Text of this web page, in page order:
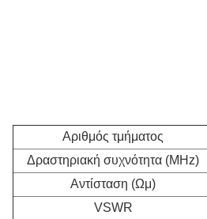
Αριθμός τμήματος
Δραστηριακή συχνότητα (MHz)
Αντίσταση (Ωμ)
VSWR